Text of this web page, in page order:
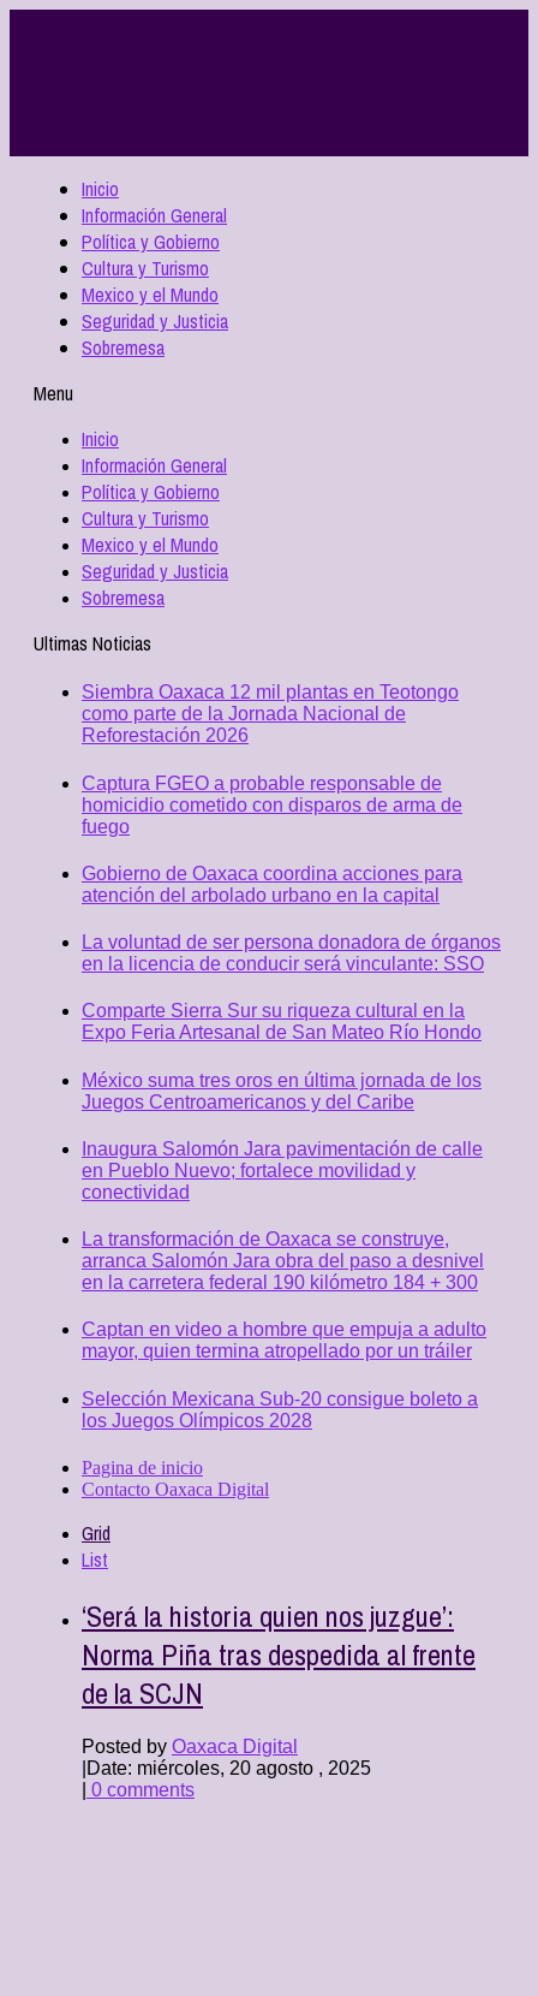
Inicio
Información General
Política y Gobierno
Cultura y Turismo
Mexico y el Mundo
Seguridad y Justicia
Sobremesa
Menu
Inicio
Información General
Política y Gobierno
Cultura y Turismo
Mexico y el Mundo
Seguridad y Justicia
Sobremesa
Ultimas Noticias
Siembra Oaxaca 12 mil plantas en Teotongo
como parte de la Jornada Nacional de
Reforestación 2026
Captura FGEO a probable responsable de
homicidio cometido con disparos de arma de
fuego
Gobierno de Oaxaca coordina acciones para
atención del arbolado urbano en la capital
La voluntad de ser persona donadora de órganos
en la licencia de conducir será vinculante: SSO
Comparte Sierra Sur su riqueza cultural en la
Expo Feria Artesanal de San Mateo Río Hondo
México suma tres oros en última jornada de los
Juegos Centroamericanos y del Caribe
Inaugura Salomón Jara pavimentación de calle
en Pueblo Nuevo; fortalece movilidad y
conectividad
La transformación de Oaxaca se construye,
arranca Salomón Jara obra del paso a desnivel
en la carretera federal 190 kilómetro 184 + 300
Captan en video a hombre que empuja a adulto
mayor, quien termina atropellado por un tráiler
Selección Mexicana Sub-20 consigue boleto a
los Juegos Olímpicos 2028
Pagina de inicio
Contacto Oaxaca Digital
Grid
List
‘Será la historia quien nos juzgue’:
Norma Piña tras despedida al frente
de la SCJN
Posted by Oaxaca Digital
Date: miércoles, 20 agosto , 2025
0 comments